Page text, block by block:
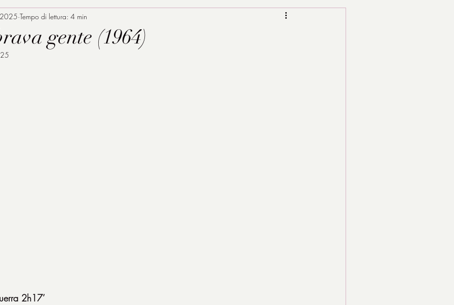
gente (1964)
Tempo di lettura: 4 min
2h17’